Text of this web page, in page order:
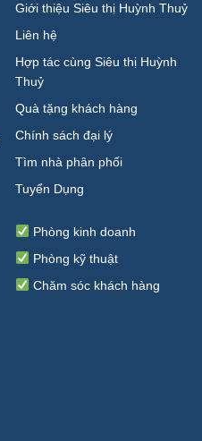
Giới thiệu Siêu thị Huỳnh Thuỷ
Liên hệ
Hợp tác cùng Siêu thị Huỳnh
Thuỷ
Quà tặng khách hàng
Chính sách đại lý
Tìm nhà phân phối
Tuyển Dụng
Phòng kinh doanh
Phòng kỹ thuật
Chăm sóc khách hàng